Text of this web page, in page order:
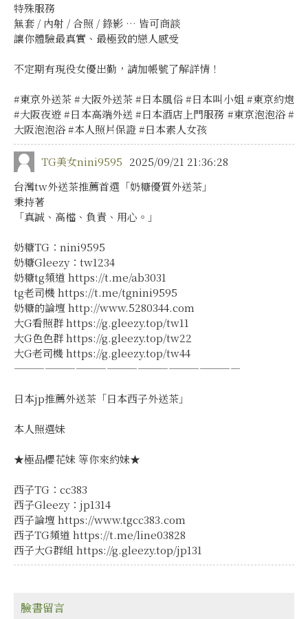
特殊服務
無套 / 內射 / 合照 / 錄影 … 皆可商談
讓你體驗最真實、最極致的戀人感受
不定期有現役女優出勤，請加帳號了解詳情！
#東京外送茶 #大阪外送茶 #日本風俗 #日本叫小姐 #東京約炮
#大阪夜遊 #日本高端外送 #日本酒店上門服務 #東京泡泡浴 #
大阪泡泡浴 #本人照片保證 #日本素人女孩
TG美女nini9595 2025/09/21 21:36:28
台灣tw外送茶推薦首選「奶糖優質外送茶」
秉持著
「真誠、高檔、負責、用心。」
奶糖TG：nini9595
奶糖Gleezy：tw1234
奶糖tg頻道 https://t.me/ab3031
tg老司機 https://t.me/tgnini9595
奶糖的論壇 http://www.5280344.com
大G看照群 https://g.gleezy.top/tw11
大G色色群 https://g.gleezy.top/tw22
大G老司機 https://g.gleezy.top/tw44
——————————————————————
日本jp推薦外送茶「日本西子外送茶」
本人照選妹
★極品櫻花妹 等你來約妹★
西子TG：cc383
西子Gleezy：jp1314
西子論壇 https://www.tgcc383.com
西子TG頻道 https://t.me/line03828
西子大G群組 https://g.gleezy.top/jp131
臉書留言